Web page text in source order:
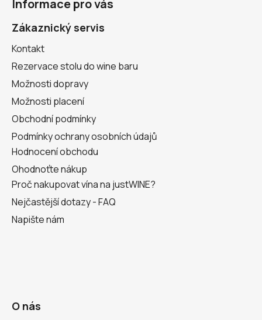
Informace pro vás
Zákaznický servis
Kontakt
Rezervace stolu do wine baru
Možnosti dopravy
Možnosti placení
Obchodní podmínky
Podmínky ochrany osobních údajů
Hodnocení obchodu
Ohodnoťte nákup
Proč nakupovat vína na justWINE?
Nejčastější dotazy - FAQ
Napište nám
O nás